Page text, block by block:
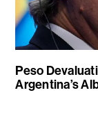
Peso
Argentina’s